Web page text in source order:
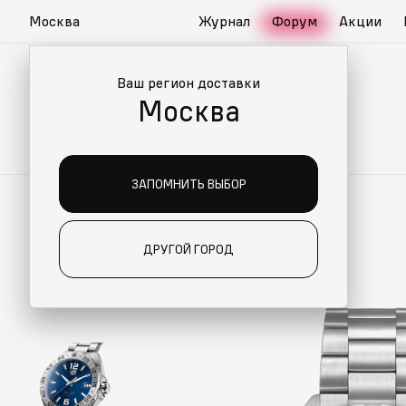
Москва
Ваш регион доставки
Москва
ЗАПОМНИТЬ ВЫБОР
ДРУГОЙ ГОРОД
Журнал Форум Акции
ДЛЯ ВАС